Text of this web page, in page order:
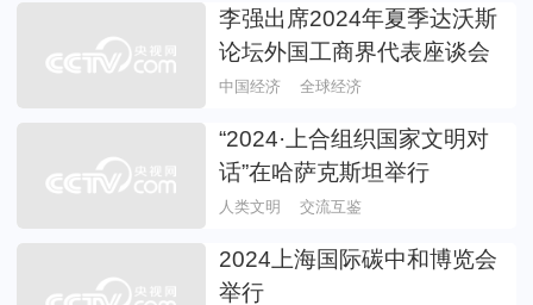
李强出席2024年夏季达沃斯
论坛外国工商界代表座谈会
中国经济 全球经济
“2024·上合组织国家文明对
话”在哈萨克斯坦举行
人类文明 交流互鉴
2024上海国际碳中和博览会
举行